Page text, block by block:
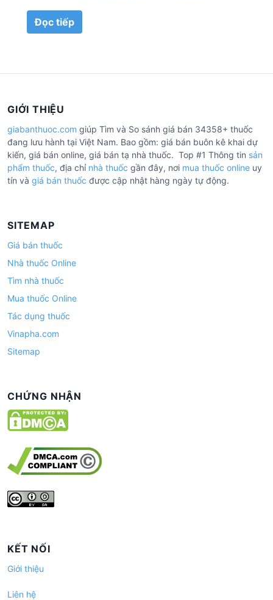
Đọc tiếp
GIỚI THIỆU
giabanthuoc.com giúp Tìm và So sánh giá bán 34358+ thuốc
đang lưu hành tại Việt Nam. Bao gồm: giá bán buôn kê khai dự
kiến, giá bán online, giá bán tạ nhà thuốc. Top #1 Thông tin sản
phẩm thuốc, địa chỉ nhà thuốc gần đây, nơi mua thuốc online uy
tín và giá bán thuốc được cập nhật hàng ngày tự động.
SITEMAP
Giá bán thuốc
Nhà thuốc Online
Tìm nhà thuốc
Mua thuốc Online
Tác dụng thuốc
Vinapha.com
Sitemap
CHỨNG NHẬN
KẾT NỐI
Giới thiệu
Liên hệ